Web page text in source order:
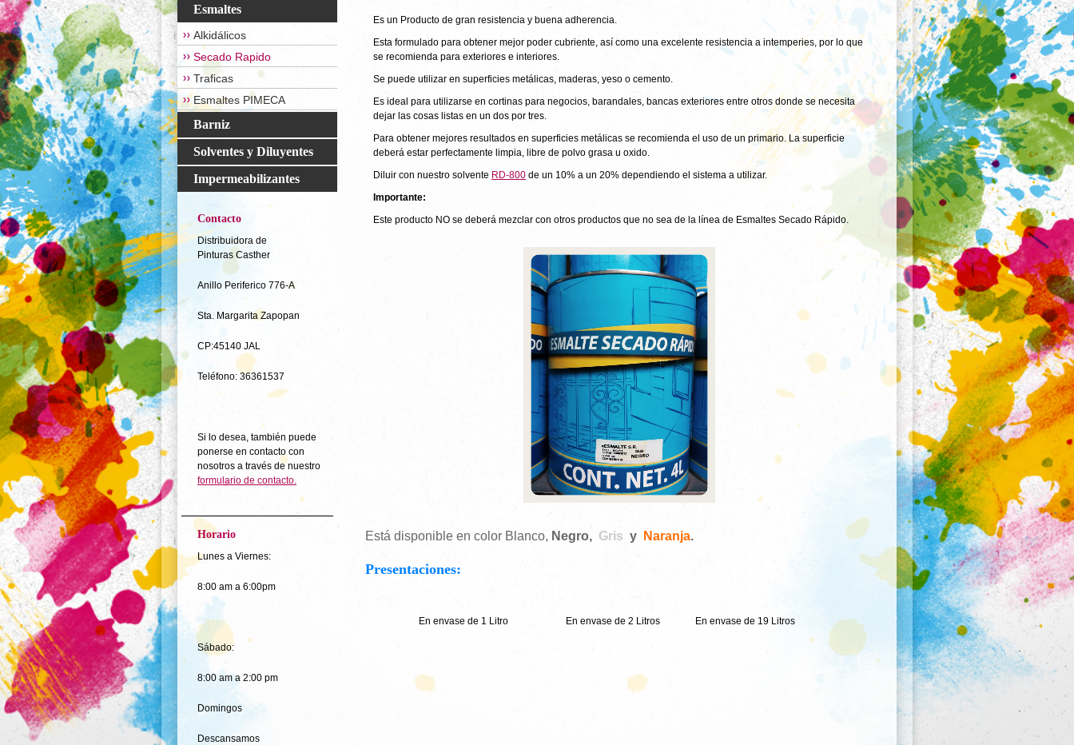
Esmaltes
Alkidálicos
Secado Rapido
Traficas
Esmaltes PIMECA
Barniz
Solventes y Diluyentes
Impermeabilizantes
Contacto
Distribuidora de
Pinturas Casther
Anillo Periferico 776-A
Sta. Margarita Zapopan
CP:45140 JAL
Teléfono: 36361537
Si lo desea, también puede
ponerse en contacto con
nosotros a través de nuestro
formulario de contacto.
Horario
Lunes a Viernes:
8:00 am a 6:00pm
Sábado:
8:00 am a 2:00 pm
Domingos
Descansamos
Es un Producto de gran resistencia y buena adherencia.
Esta formulado para obtener mejor poder cubriente, así como una excelente resistencia a intemperies, por lo que
se recomienda para exteriores e interiores.
Se puede utilizar en superficies metálicas, maderas, yeso o cemento.
Es ideal para utilizarse en cortinas para negocios, barandales, bancas exteriores entre otros donde se necesita
dejar las cosas listas en un dos por tres.
Para obtener mejores resultados en superficies metálicas se recomienda el uso de un primario. La superficie
deberá estar perfectamente limpia, libre de polvo grasa u oxido.
Diluir con nuestro solvente RD-800 de un 10% a un 20% dependiendo el sistema a utilizar.
Importante:
Este producto NO se deberá mezclar con otros productos que no sea de la línea de Esmaltes Secado Rápido.
Está disponible en color Blanco, Negro, Gris y Naranja.
Presentaciones:
En envase de 1 Litro En envase de 2 Litros En envase de 19 Litros